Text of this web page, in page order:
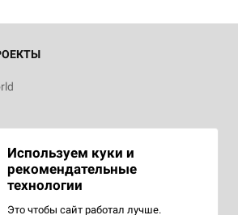
Используем куки и
рекомендательные
технологии
Это чтобы сайт работал лучше.